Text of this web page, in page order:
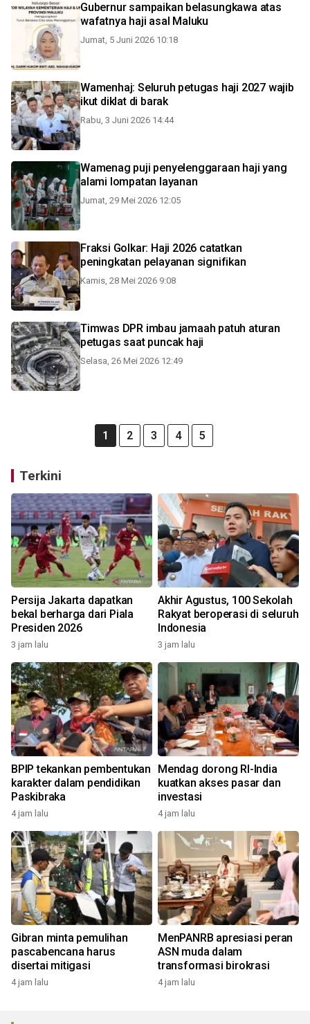
Gubernur sampaikan belasungkawa atas
wafatnya haji asal Maluku
Jumat, 5 Juni 2026 10:18
Wamenhaj: Seluruh petugas haji 2027 wajib
ikut diklat di barak
Rabu, 3 Juni 2026 14:44
Wamenag puji penyelenggaraan haji yang
alami lompatan layanan
Jumat, 29 Mei 2026 12:05
Fraksi Golkar: Haji 2026 catatkan
peningkatan pelayanan signifikan
Kamis, 28 Mei 2026 9:08
Timwas DPR imbau jamaah patuh aturan
petugas saat puncak haji
Selasa, 26 Mei 2026 12:49
1 2 3 4 5
Terkini
Persija Jakarta dapatkan
bekal berharga dari Piala
Presiden 2026
3 jam lalu
Akhir Agustus, 100 Sekolah
Rakyat beroperasi di seluruh
Indonesia
3 jam lalu
BPIP tekankan pembentukan
karakter dalam pendidikan
Paskibraka
4 jam lalu
Mendag dorong RI-India
kuatkan akses pasar dan
investasi
4 jam lalu
Gibran minta pemulihan
pascabencana harus
disertai mitigasi
4 jam lalu
MenPANRB apresiasi peran
ASN muda dalam
transformasi birokrasi
4 jam lalu